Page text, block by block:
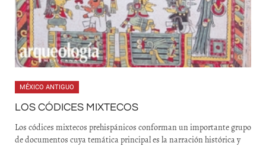
MÉXICO ANTIGUO
LOS CÓDICES MIXTECOS
Los códices mixtecos prehispánicos conforman un importante grupo
de documentos cuya temática principal es la narración histórica y